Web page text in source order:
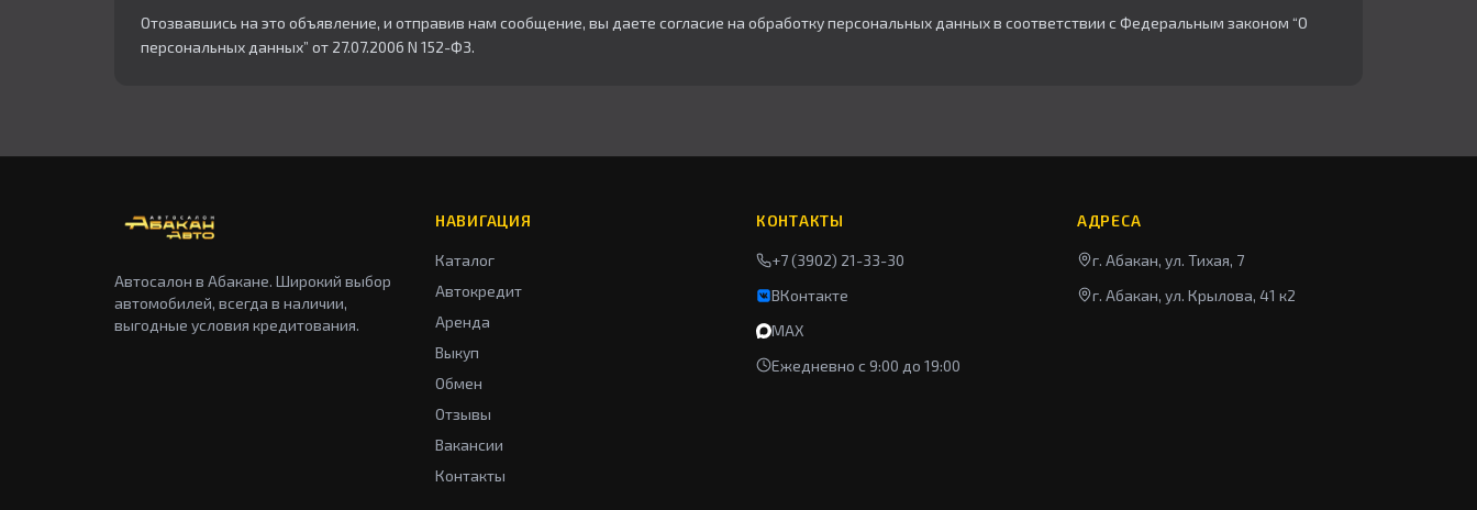
Отозвавшись на это объявление, и отправив нам сообщение, вы даете согласие на обработку персональных данных в соответствии с Федеральным законом “О
персональных данных” от 27.07.2006 N 152-ФЗ.
Автосалон в Абакане. Широкий выбор
автомобилей, всегда в наличии,
выгодные условия кредитования.
НАВИГАЦИЯ
Каталог
Автокредит
Аренда
Выкуп
Обмен
Отзывы
Вакансии
Контакты
КОНТАКТЫ
+7 (3902) 21-33-30
ВКонтакте
MAX
Ежедневно с 9:00 до 19:00
АДРЕСА
г. Абакан, ул. Тихая, 7
г. Абакан, ул. Крылова, 41 к2